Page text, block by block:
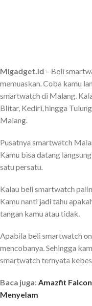
Migadget.id – Beli
memuaskan. Coba kamu
smartwatch di Malang.
Blitar, Kediri, hingga
Malang.
Pusatnya smartwatch
Kamu bisa datang
satu persatu.
Kalau beli smartwatch
Kamu nanti jadi tahu
tangan kamu atau tidak.
Apabila beli smartwatch
mencobanya. Sehingga
smartwatch ternyata
Baca juga:Amazfit
Menyelam